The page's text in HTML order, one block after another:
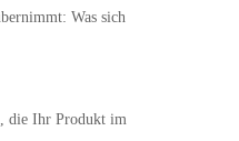
Was sich
die Ihr Produkt im